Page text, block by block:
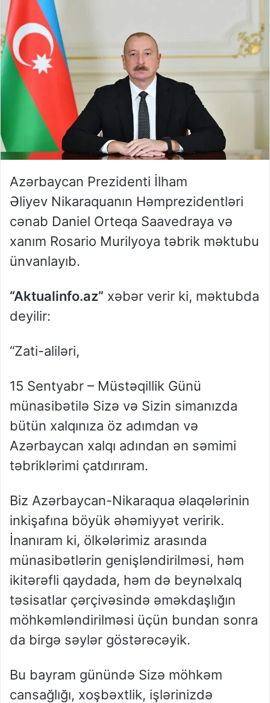
Azərbaycan Prezidenti İlham
Əliyev Nikaraquanın Həmprezidentləri
cənab Daniel Orteqa Saavedraya və
xanım Rosario Murilyoya təbrik məktubu
ünvanlayıb.
“Aktualinfo.az” xəbər verir ki, məktubda
deyilir:
“Zati-aliləri,
15 Sentyabr – Müstəqillik Günü
münasibətilə Sizə və Sizin simanızda
bütün xalqınıza öz adımdan və
Azərbaycan xalqı adından ən səmimi
təbriklərimi çatdırıram.
Biz Azərbaycan-Nikaraqua əlaqələrinin
inkişafına böyük əhəmiyyət veririk.
İnanıram ki, ölkələrimiz arasında
münasibətlərin genişləndirilməsi, həm
ikitərəfli qaydada, həm də beynəlxalq
təsisatlar çərçivəsində əməkdaşlığın
möhkəmləndirilməsi üçün bundan sonra
da birgə səylər göstərəcəyik.
Bu bayram günündə Sizə möhkəm
cansağlığı, xoşbəxtlik, işlərinizdə